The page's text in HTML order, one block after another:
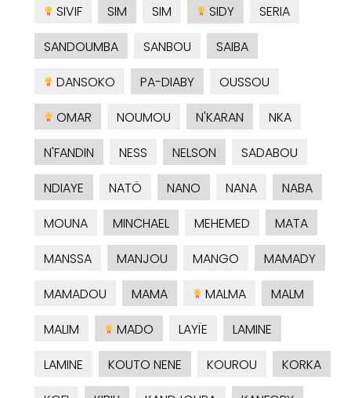
SIVIF
SIM SIM SIDY
SERIA
SANDOUMBA
SANBOU
SAIBA
DANSOKO
PA-DIABY
OUSSOU
OMAR
NOUMOU N'KARAN
NKA
N'FANDIN
NESS NELSON
SADABOU
NDIAYE
NATÖ NANO NANA
NABA
MOUNA
MINCHAEL MEHEMED
MATA
MANSSA
MANJOU MANGO
MAMADY
MAMADOU
MAMA MALMA
MALM
MALIM
MADO LAYÏE
LAMINE
LAMINE
KOUTO NENE KOUROU
KORKA